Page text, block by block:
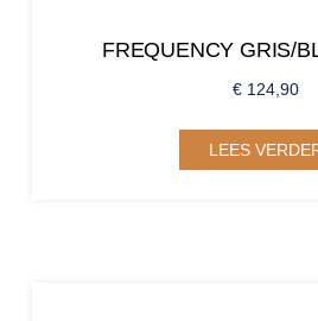
FREQUENCY GRIS/
€ 124,90
LEES